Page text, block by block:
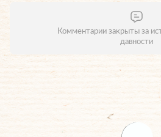
Комментарии закрыты за
давности